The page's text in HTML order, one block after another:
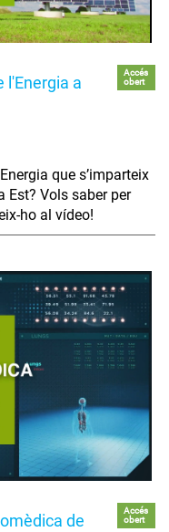
l'Energia a
Accés
obert
que s’imparteix
Est? Vols saber per
ho al vídeo!
de
Accés
obert